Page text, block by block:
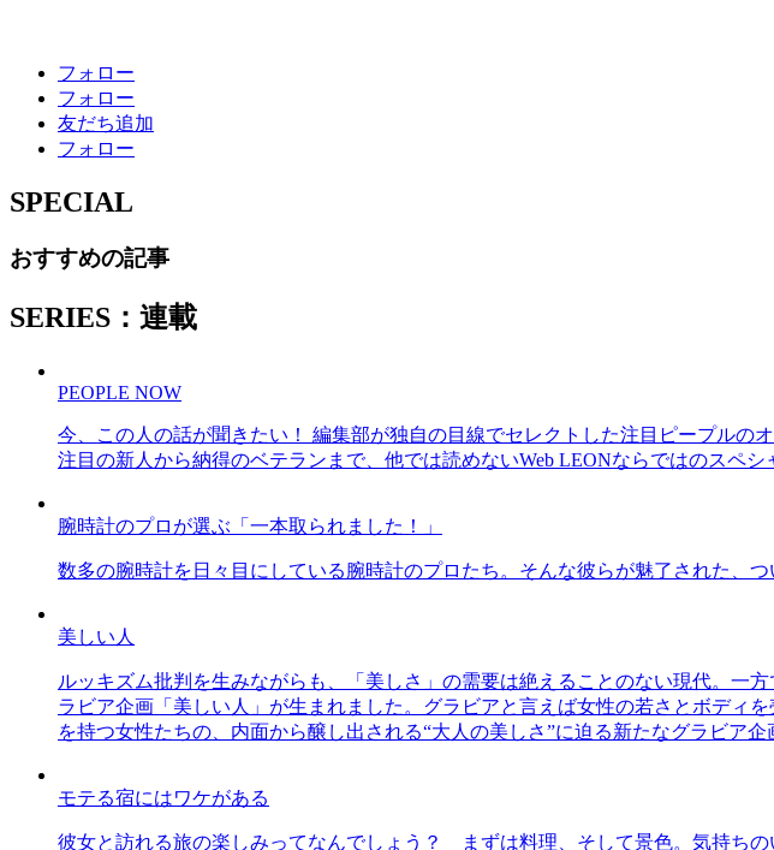
フォロー
フォロー
友だち追加
フォロー
SPECIAL
おすすめの記事
SERIES：連載
PEOPLE NOW
今、この人の話が聞きたい！ 編集部が独自の目線でセレクトした注目ピープルの
注目の新人から納得のベテランまで、他では読めないWeb LEONならではのスペシ
腕時計のプロが選ぶ「一本取られました！」
数多の腕時計を日々目にしている腕時計のプロたち。そんな彼らが魅了された、
美しい人
ルッキズム批判を生みながらも、「美しさ」の需要は絶えることのない現代。一
ラビア企画「美しい人」が生まれました。グラビアと言えば女性の若さとボディ
を持つ女性たちの、内面から醸し出される“大人の美しさ”に迫る新たなグラビア企
モテる宿にはワケがある
彼女と訪れる旅の楽しみってなんでしょう？ まずは料理、そして景色。気持ち